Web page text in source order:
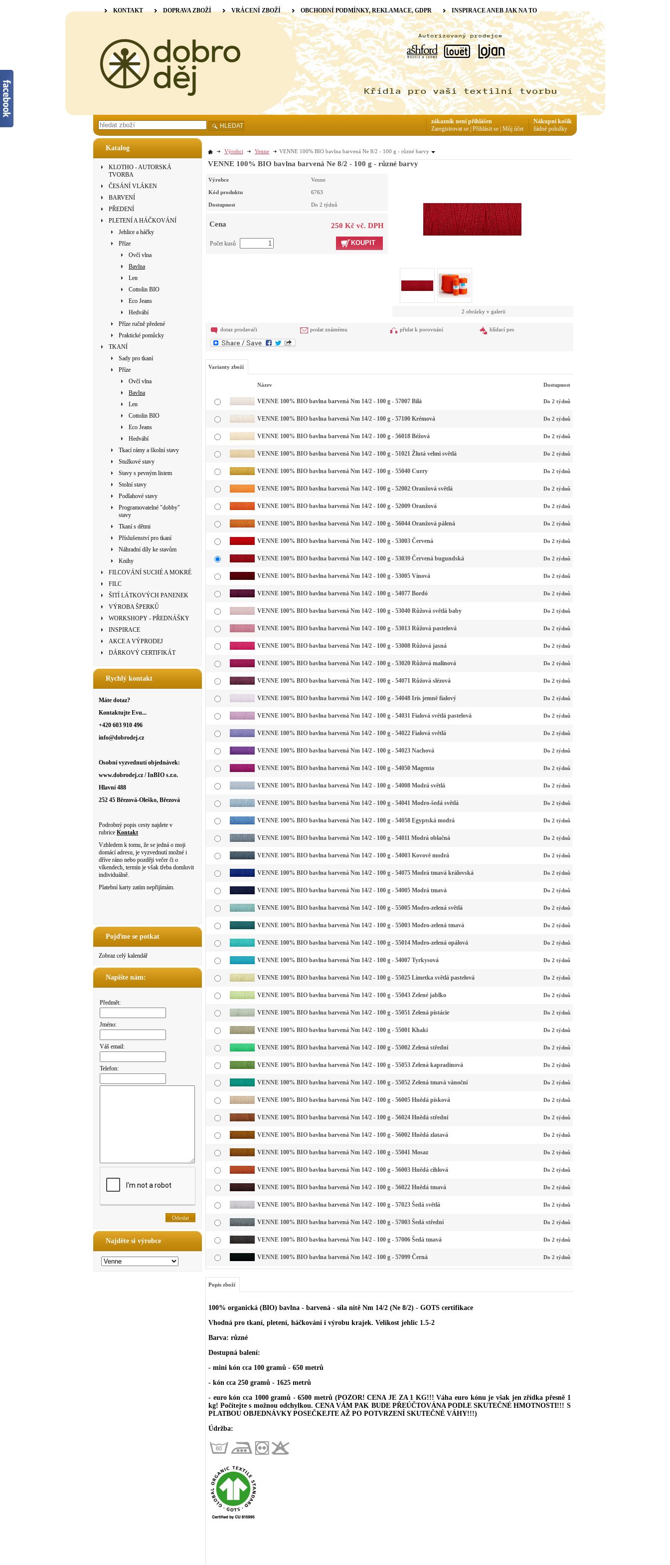
Katalog
KLOTHO - AUTORSKÁ
TVORBA
ČESÁNÍ VLÁKEN
BARVENÍ
PŘEDENÍ
PLETENÍ A HÁČKOVÁNÍ
Jehlice a háčky
Příze
Ovčí vlna
Bavlna
Len
Cottolin BIO
Eco Jeans
Hedvábí
Příze ručně předené
Praktické pomůcky
TKANÍ
Sady pro tkaní
Příze
Ovčí vlna
Bavlna
Len
Cottolin BIO
Eco Jeans
Hedvábí
Tkací rámy a školní stavy
Stužkové stavy
Stavy s pevným listem
Stolní stavy
Podlahové stavy
Programovatelné "dobby"
stavy
Tkaní s dětmi
Příslušenství pro tkaní
Náhradní díly ke stavům
Knihy
FILCOVÁNÍ SUCHÉ A MOKRÉ
FILC
ŠITÍ LÁTKOVÝCH PANENEK
VÝROBA ŠPERKŮ
WORKSHOPY - PŘEDNÁŠKY
INSPIRACE
AKCE A VÝPRODEJ
DÁRKOVÝ CERTIFIKÁT
Rychlý kontakt
Máte dotaz?
Kontaktujte Evu...
+420 603 910 496
info@dobrodej.cz
Osobní vyzvednutí objednávek:
www.dobrodej.cz / InBIO s.r.o.
Hlavní 488
252 45 Březová-Oleško, Březová
Podrobný popis cesty najdete v
rubrice Kontakt
Vzhledem k tomu, že se jedná o moji
domácí adresu, je vyzvednutí možné i
dříve ráno nebo později večer či o
víkendech, termín je však třeba domluvit
individuálně.
Platební karty zatím nepřijímám.
Pojďme se potkat
Zobraz celý kalendář
Napište nám:
Předmět:
Jméno:
Váš email:
Telefon:
Najděte si výrobce
Výrobci Venne VENNE 100% BIO bavlna barvená Ne 8/2 - 100 g - různé barvy
VENNE 100% BIO bavlna barvená Ne 8/2 - 100 g - různé barvy
Výrobce Venne
Kód produktu 6763
Dostupnost Do 2 týdnů
Cena 250 Kč vč. DPH
KOUPIT
Počet kusů
2 obrázky v galerii
dotaz prodavači poslat známému přidat k porovnání hlídací pes
Varianty zboží
Název Dostupnost
VENNE 100% BIO bavlna barvená Nm 14/2 - 100 g - 57007 Bílá Do 2 týdnů
VENNE 100% BIO bavlna barvená Nm 14/2 - 100 g - 57100 Krémová Do 2 týdnů
VENNE 100% BIO bavlna barvená Nm 14/2 - 100 g - 56018 Béžová Do 2 týdnů
VENNE 100% BIO bavlna barvená Nm 14/2 - 100 g - 51021 Žlutá velmi světlá Do 2 týdnů
VENNE 100% BIO bavlna barvená Nm 14/2 - 100 g - 55040 Curry Do 2 týdnů
VENNE 100% BIO bavlna barvená Nm 14/2 - 100 g - 52002 Oranžová světlá Do 2 týdnů
VENNE 100% BIO bavlna barvená Nm 14/2 - 100 g - 52009 Oranžová Do 2 týdnů
VENNE 100% BIO bavlna barvená Nm 14/2 - 100 g - 56044 Oranžová pálená Do 2 týdnů
VENNE 100% BIO bavlna barvená Nm 14/2 - 100 g - 53003 Červená Do 2 týdnů
VENNE 100% BIO bavlna barvená Nm 14/2 - 100 g - 53039 Červená bugundská Do 2 týdnů
VENNE 100% BIO bavlna barvená Nm 14/2 - 100 g - 53005 Vínová Do 2 týdnů
VENNE 100% BIO bavlna barvená Nm 14/2 - 100 g - 54077 Bordó Do 2 týdnů
VENNE 100% BIO bavlna barvená Nm 14/2 - 100 g - 53040 Růžová světlá baby Do 2 týdnů
VENNE 100% BIO bavlna barvená Nm 14/2 - 100 g - 53013 Růžová pastelová Do 2 týdnů
VENNE 100% BIO bavlna barvená Nm 14/2 - 100 g - 53008 Růžová jasná Do 2 týdnů
VENNE 100% BIO bavlna barvená Nm 14/2 - 100 g - 53020 Růžová malinová Do 2 týdnů
VENNE 100% BIO bavlna barvená Nm 14/2 - 100 g - 54071 Růžová slézová Do 2 týdnů
VENNE 100% BIO bavlna barvená Nm 14/2 - 100 g - 54048 Iris jemně fialový Do 2 týdnů
VENNE 100% BIO bavlna barvená Nm 14/2 - 100 g - 54031 Fialová světlá pastelová Do 2 týdnů
VENNE 100% BIO bavlna barvená Nm 14/2 - 100 g - 54022 Fialová světlá Do 2 týdnů
VENNE 100% BIO bavlna barvená Nm 14/2 - 100 g - 54023 Nachová Do 2 týdnů
VENNE 100% BIO bavlna barvená Nm 14/2 - 100 g - 54050 Magenta Do 2 týdnů
VENNE 100% BIO bavlna barvená Nm 14/2 - 100 g - 54008 Modrá světlá Do 2 týdnů
VENNE 100% BIO bavlna barvená Nm 14/2 - 100 g - 54041 Modro-šedá světlá Do 2 týdnů
VENNE 100% BIO bavlna barvená Nm 14/2 - 100 g - 54058 Egyptská modrá Do 2 týdnů
VENNE 100% BIO bavlna barvená Nm 14/2 - 100 g - 54011 Modrá oblačná Do 2 týdnů
VENNE 100% BIO bavlna barvená Nm 14/2 - 100 g - 54003 Kovově modrá Do 2 týdnů
VENNE 100% BIO bavlna barvená Nm 14/2 - 100 g - 54075 Modrá tmavá královská Do 2 týdnů
VENNE 100% BIO bavlna barvená Nm 14/2 - 100 g - 54005 Modrá tmavá Do 2 týdnů
VENNE 100% BIO bavlna barvená Nm 14/2 - 100 g - 55005 Modro-zelená světlá Do 2 týdnů
VENNE 100% BIO bavlna barvená Nm 14/2 - 100 g - 55003 Modro-zelená tmavá Do 2 týdnů
VENNE 100% BIO bavlna barvená Nm 14/2 - 100 g - 55014 Modro-zelená opálová Do 2 týdnů
VENNE 100% BIO bavlna barvená Nm 14/2 - 100 g - 54007 Tyrkysová Do 2 týdnů
VENNE 100% BIO bavlna barvená Nm 14/2 - 100 g - 55025 Limetka světlá pastelová Do 2 týdnů
VENNE 100% BIO bavlna barvená Nm 14/2 - 100 g - 55043 Zelené jablko Do 2 týdnů
VENNE 100% BIO bavlna barvená Nm 14/2 - 100 g - 55051 Zelená pistácie Do 2 týdnů
VENNE 100% BIO bavlna barvená Nm 14/2 - 100 g - 55001 Khaki Do 2 týdnů
VENNE 100% BIO bavlna barvená Nm 14/2 - 100 g - 55002 Zelená střední Do 2 týdnů
VENNE 100% BIO bavlna barvená Nm 14/2 - 100 g - 55053 Zelená kapradinová Do 2 týdnů
VENNE 100% BIO bavlna barvená Nm 14/2 - 100 g - 55052 Zelená tmavá vánoční Do 2 týdnů
VENNE 100% BIO bavlna barvená Nm 14/2 - 100 g - 56005 Hnědá písková Do 2 týdnů
VENNE 100% BIO bavlna barvená Nm 14/2 - 100 g - 56024 Hnědá střední Do 2 týdnů
VENNE 100% BIO bavlna barvená Nm 14/2 - 100 g - 56002 Hnědá zlatavá Do 2 týdnů
VENNE 100% BIO bavlna barvená Nm 14/2 - 100 g - 55041 Mosaz Do 2 týdnů
VENNE 100% BIO bavlna barvená Nm 14/2 - 100 g - 56003 Hnědá cihlová Do 2 týdnů
VENNE 100% BIO bavlna barvená Nm 14/2 - 100 g - 56022 Hnědá tmavá Do 2 týdnů
VENNE 100% BIO bavlna barvená Nm 14/2 - 100 g - 57023 Šedá světlá Do 2 týdnů
VENNE 100% BIO bavlna barvená Nm 14/2 - 100 g - 57003 Šedá střední Do 2 týdnů
VENNE 100% BIO bavlna barvená Nm 14/2 - 100 g - 57006 Šedá tmavá Do 2 týdnů
VENNE 100% BIO bavlna barvená Nm 14/2 - 100 g - 57099 Černá Do 2 týdnů
Popis zboží
100% organická (BIO) bavlna - barvená - síla nitě Nm 14/2 (Ne 8/2) - GOTS certifikace
Vhodná pro tkaní, pletení, háčkování i výrobu krajek. Velikost jehlic 1.5-2
Barva: různé
Dostupná balení:
- mini kón cca 100 gramů - 650 metrů
- kón cca 250 gramů - 1625 metrů
- euro kón cca 1000 gramů - 6500 metrů (POZOR! CENA JE ZA 1 KG!!! Váha euro kónu je však jen zřídka přesně 1
kg! Počítejte s možnou odchylkou. CENA VÁM PAK BUDE PŘEÚČTOVÁNA PODLE SKUTEČNÉ HMOTNOSTI!!! S
PLATBOU OBJEDNÁVKY POSEČKEJTE AŽ PO POTVRZENÍ SKUTEČNÉ VÁHY!!!)
Údržba:
KONTAKT DOPRAVA ZBOŽÍ VRÁCENÍ ZBOŽÍ OBCHODNÍ PODMÍNKY, REKLAMACE, GDPR INSPIRACE ANEB JAK NA TO
HLEDAT
Nákupní košík
žádné položky
zákazník není přihlášen
Zaregistrovat se Přihlásit se Můj účet